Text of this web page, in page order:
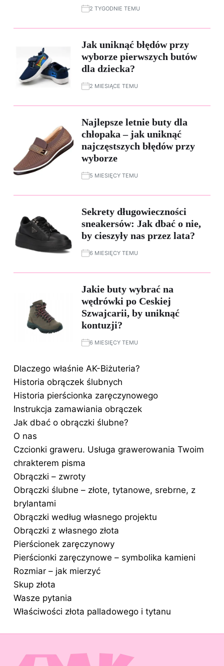
2 TYGODNIE TEMU
Jak uniknąć błędów przy
wyborze pierwszych butów
dla dziecka?
2 MIESIĄCE TEMU
Najlepsze letnie buty dla
chłopaka – jak uniknąć
najczęstszych błędów przy
wyborze
5 MIESIĘCY TEMU
Sekrety długowieczności
sneakersów: Jak dbać o nie,
by cieszyły nas przez lata?
6 MIESIĘCY TEMU
Jakie buty wybrać na
wędrówki po Ceskiej
Szwajcarii, by uniknąć
kontuzji?
6 MIESIĘCY TEMU
Dlaczego właśnie AK-Biżuteria?
Historia obrączek ślubnych
Historia pierścionka zaręczynowego
Instrukcja zamawiania obrączek
Jak dbać o obrączki ślubne?
O nas
Czcionki graweru. Usługa grawerowania Twoim
chrakterem pisma
Obrączki – zwroty
Obrączki ślubne – złote, tytanowe, srebrne, z
brylantami
Obrączki według własnego projektu
Obrączki z własnego złota
Pierścionek zaręczynowy
Pierścionki zaręczynowe – symbolika kamieni
Rozmiar – jak mierzyć
Skup złota
Wasze pytania
Właściwości złota palladowego i tytanu